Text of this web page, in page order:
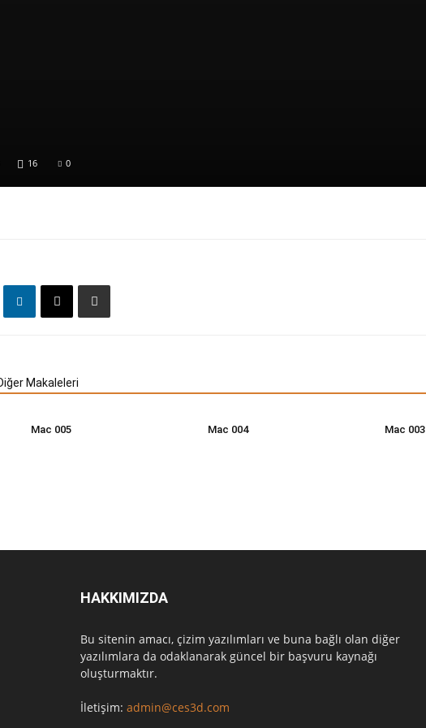
16 0
Makaleleri
Mac 005 Mac 004 Mac 003
HAKKIMIZDA
Bu sitenin amacı, çizim yazılımları ve buna bağlı olan diğer
yazılımlara da odaklanarak güncel bir başvuru kaynağı
oluşturmaktır.
İletişim: admin@ces3d.com